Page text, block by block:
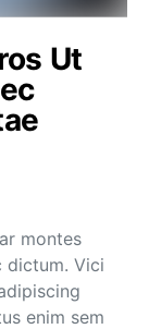
Ut
montes
dictum. Vici
enim sem